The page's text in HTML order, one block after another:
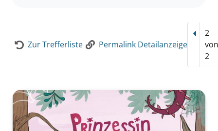
Zur Trefferliste Permalink Detailanzeige
2
2